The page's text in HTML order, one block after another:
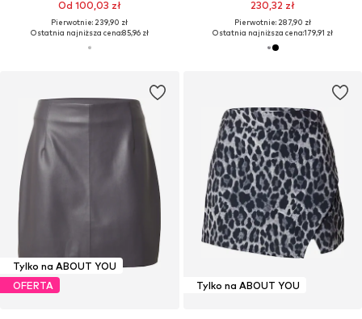
Od 100,03 zł
Pierwotnie: 239,90 zł
Ostatnia najniższa cena:85,96 zł
230,32 zł
Pierwotnie: 287,90 zł
Ostatnia najniższa cena:179,91 zł
Tylko na ABOUT YOU
OFERTA
Tylko na ABOUT YOU